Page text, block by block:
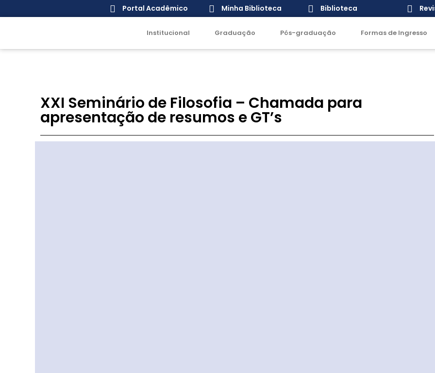
Portal Acadêmico Minha Biblioteca Biblioteca
Institucional Graduação Pós-graduação Formas de Ingresso
XXI Seminário de Filosofia – Chamada para
apresentação de resumos e GT’s